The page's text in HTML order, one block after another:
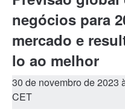
negócios para
mercado e
lo ao melhor
30 de novembro de 2023
CET